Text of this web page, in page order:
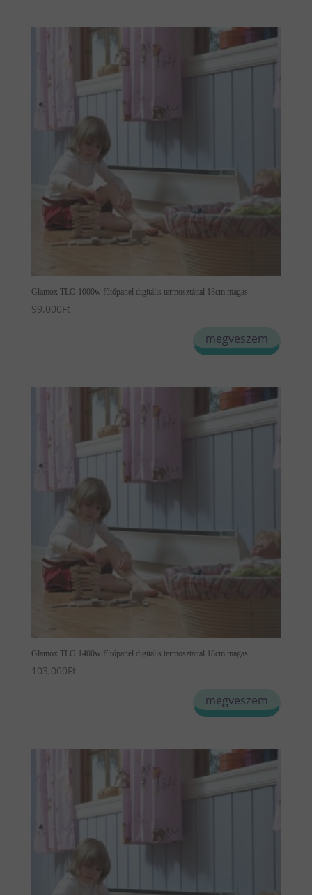
Glamox TLO 1000w fűtőpanel digitális termosztáttal 18cm magas
99,000Ft
megveszem
Glamox TLO 1400w fűtőpanel digitális termosztáttal 18cm magas
103,000Ft
megveszem